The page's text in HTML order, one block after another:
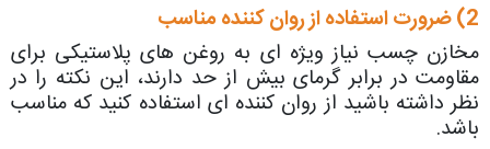
2) ضرورت استفاده از روان کننده مناسب
مخازن چسب نیاز ویژه ای به روغن های پلاستیکی برای
مقاومت در برابر گرمای بیش از حد دارند، این نکته را در
نظر داشته باشید از روان کننده ای استفاده کنید که مناسب
باشد.